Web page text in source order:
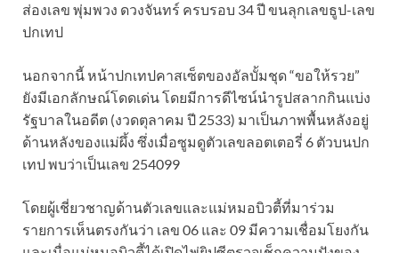
ส่องเลข พุ่มพวง ดวงจันทร์ ครบรอบ 34 ปี ขนลุกเลขธูป-เลข
ปกเทป
นอกจากนี้ หน้าปกเทปคาสเซ็ตของอัลบั้มชุด “ขอให้รวย”
ยังมีเอกลักษณ์โดดเด่น โดยมีการดีไซน์นำรูปสลากกินแบ่ง
รัฐบาลในอดีต (งวดตุลาคม ปี 2533) มาเป็นภาพพื้นหลังอยู่
ด้านหลังของแม่ผึ้ง ซึ่งเมื่อซูมดูตัวเลขลอตเตอรี่ 6 ตัวบนปก
เทป พบว่าเป็นเลข 254099
โดยผู้เชี่ยวชาญด้านตัวเลขและแม่หมอบิวตี้ที่มาร่วม
รายการเห็นตรงกันว่า เลข 06 และ 09 มีความเชื่อมโยงกัน